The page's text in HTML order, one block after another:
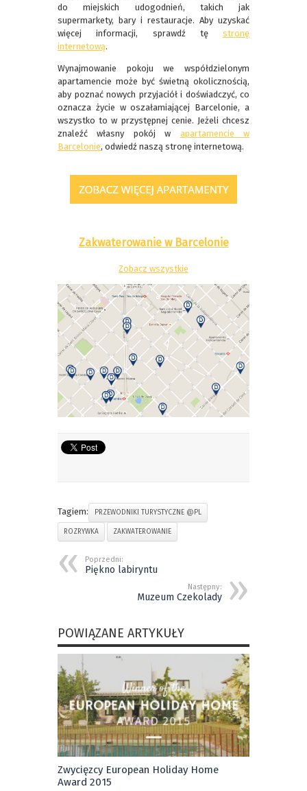
do miejskich udogodnień, takich jak
supermarkety, bary i restauracje. Aby uzyskać
więcej informacji, sprawdź tę stronę
internetową.
Wynajmowanie pokoju we współdzielonym
apartamencie może być świetną okolicznością,
aby poznać nowych przyjaciół i doświadczyć, co
oznacza życie w oszałamiającej Barcelonie, a
wszystko to w przystępnej cenie. Jeżeli chcesz
znaleźć własny pokój w apartamencie w
Barcelonie, odwiedź naszą stronę internetową.
Zakwaterowanie w Barcelonie
Zobacz wszystkie
Tagiem: PRZEWODNIKI TURYSTYCZNE @PL
ROZRYWKA ZAKWATEROWANIE
Poprzedni:
Piękno labiryntu
Następny:
Muzeum Czekolady
POWIĄZANE ARTYKUŁY
Zwycięzcy European Holiday Home
Award 2015